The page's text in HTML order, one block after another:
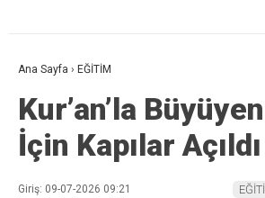
Ana Sayfa › EĞİTİM
Kur’an’la
İçin Kapılar Açıldı
Giriş: 09-07-2026 09:21